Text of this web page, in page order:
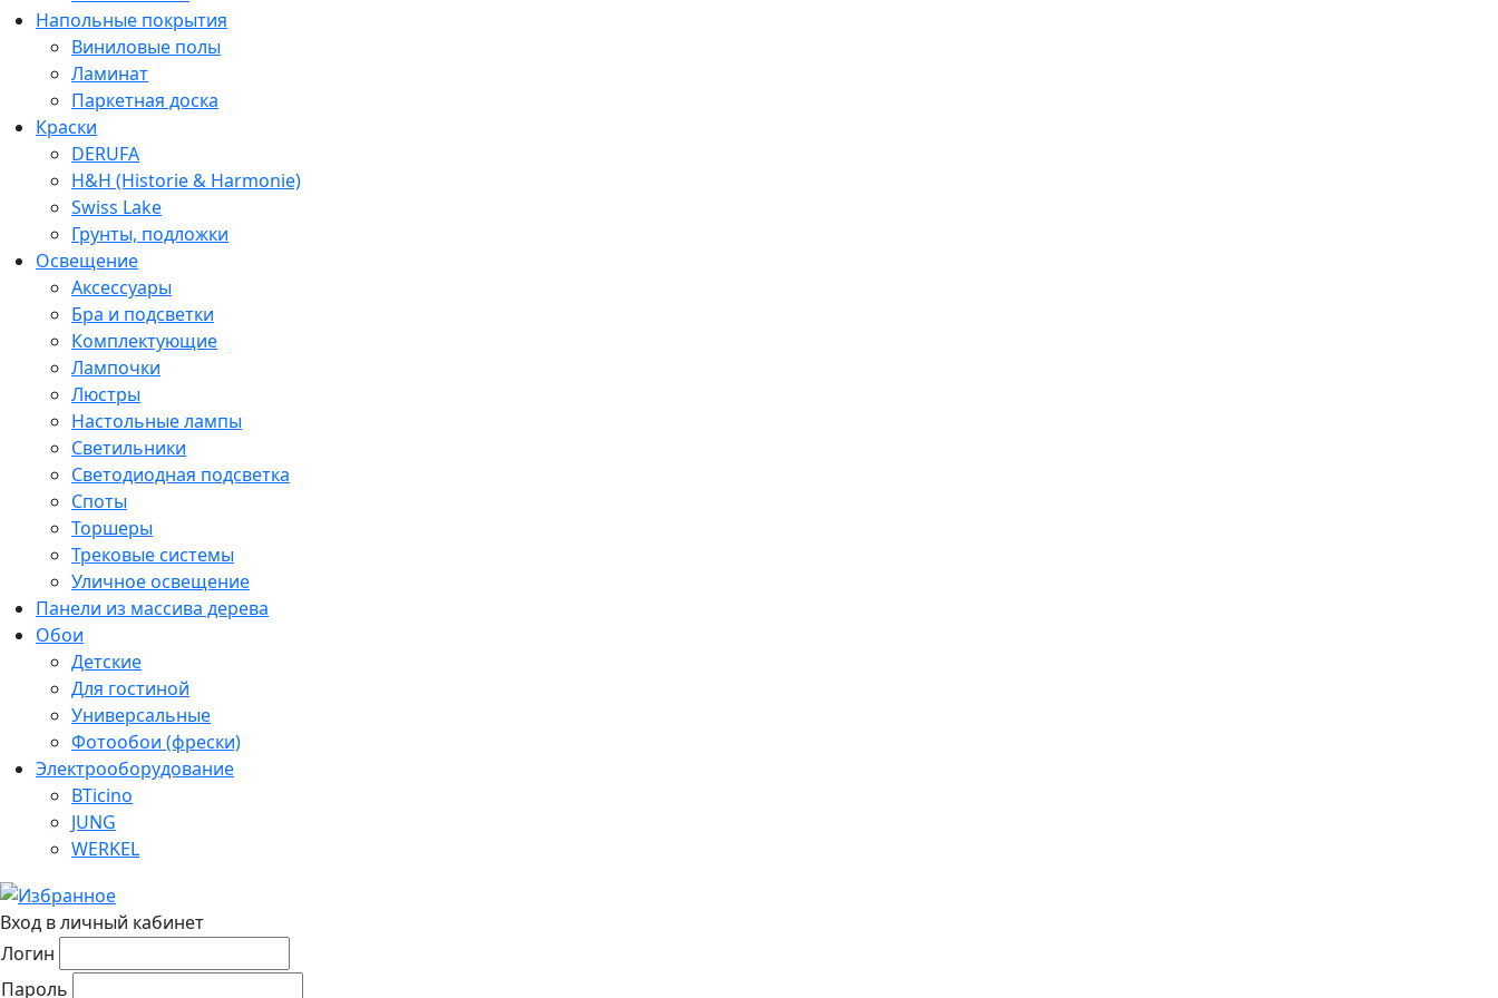
Напольные покрытия
Виниловые полы
Ламинат
Паркетная доска
Краски
DERUFA
H&H (Historie & Harmonie)
Swiss Lake
Грунты, подложки
Освещение
Аксессуары
Бра и подсветки
Комплектующие
Лампочки
Люстры
Настольные лампы
Светильники
Светодиодная подсветка
Споты
Торшеры
Трековые системы
Уличное освещение
Панели из массива дерева
Обои
Детские
Для гостиной
Универсальные
Фотообои (фрески)
Электрооборудование
BTicino
JUNG
WERKEL
Вход в личный кабинет
Логин
Пароль